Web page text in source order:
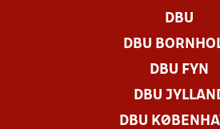
DBU
DBU
DBU FYN
DBU
DBU